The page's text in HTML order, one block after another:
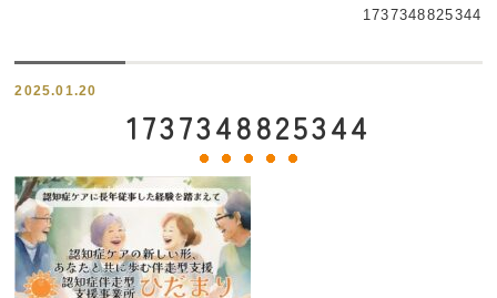
1737348825344
2025.01.20
1737348825344